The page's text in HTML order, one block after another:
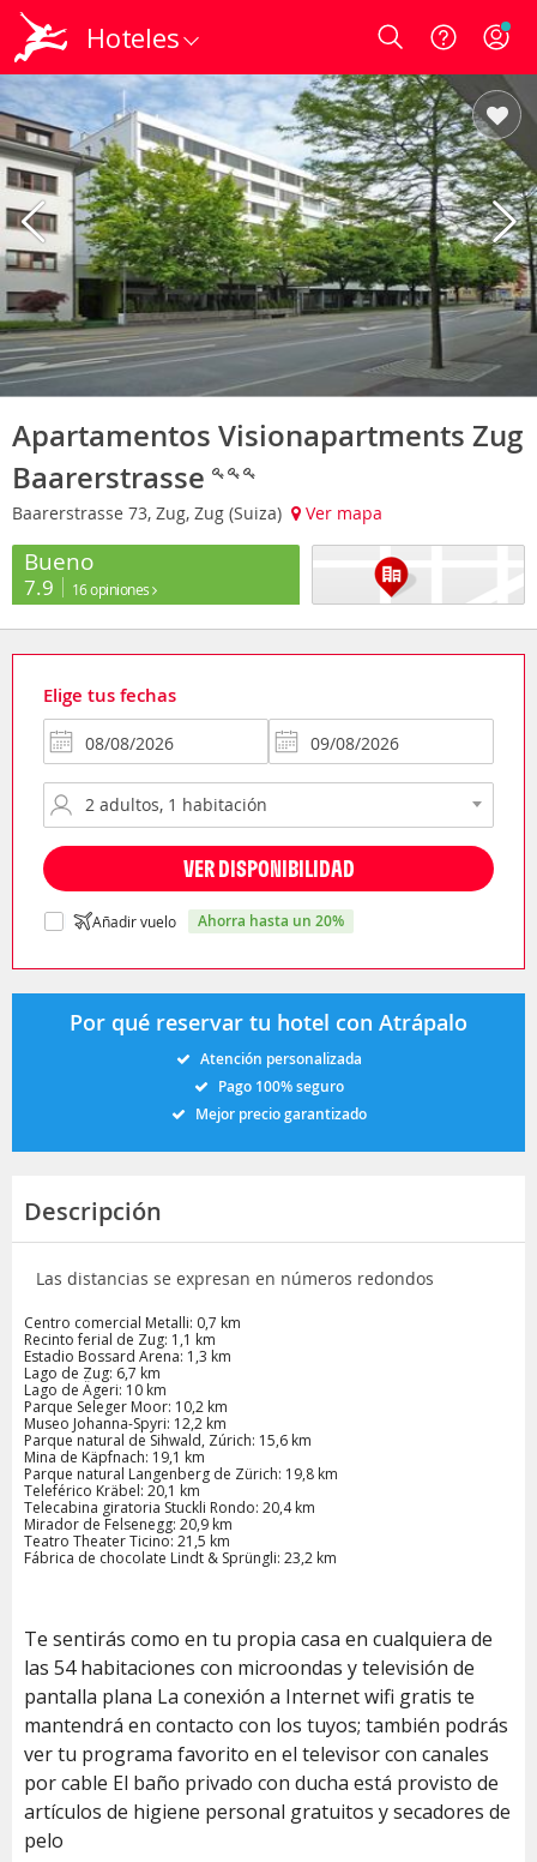
Hoteles Login
Apartamentos Visionapartments Zug
Baarerstrasse
Baarerstrasse 73, Zug, Zug (Suiza) Ver mapa
Bueno
7.9 16 opiniones
Elige tus fechas
VER DISPONIBILIDAD
Añadir vuelo ahorra hasta un 20%
Por qué reservar tu hotel con Atrápalo
Atención personalizada
Pago 100% seguro
Mejor precio garantizado
Descripción
Las distancias se expresan en números redondos
Centro comercial Metalli: 0,7 km
Recinto ferial de Zug: 1,1 km
Estadio Bossard Arena: 1,3 km
Lago de Zug: 6,7 km
Lago de Ägeri: 10 km
Parque Seleger Moor: 10,2 km
Museo Johanna-Spyri: 12,2 km
Parque natural de Sihwald, Zúrich: 15,6 km
Mina de Käpfnach: 19,1 km
Parque natural Langenberg de Zürich: 19,8 km
Teleférico Kräbel: 20,1 km
Telecabina giratoria Stuckli Rondo: 20,4 km
Mirador de Felsenegg: 20,9 km
Teatro Theater Ticino: 21,5 km
Fábrica de chocolate Lindt & Sprüngli: 23,2 km
Te sentirás como en tu propia casa en cualquiera de
las 54 habitaciones con microondas y televisión de
pantalla plana La conexión a Internet wifi gratis te
mantendrá en contacto con los tuyos; también podrás
ver tu programa favorito en el televisor con canales
por cable El baño privado con ducha está provisto de
artículos de higiene personal gratuitos y secadores de
pelo